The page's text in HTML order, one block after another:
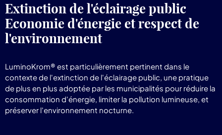
Extinction de l'éclairage public
Economie d'énergie et respect de
l'environnement
LuminoKrom® est particulièrement pertinent dans le
contexte de l'extinction de l'éclairage public, une pratique
de plus en plus adoptée par les municipalités pour réduire la
consommation d'énergie, limiter la pollution lumineuse, et
préserver l'environnement nocturne.